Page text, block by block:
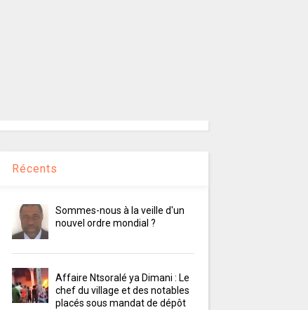
Récents
Sommes-nous à la veille d'un
nouvel ordre mondial ?
Affaire Ntsoralé ya Dimani : Le
chef du village et des notables
placés sous mandat de dépôt